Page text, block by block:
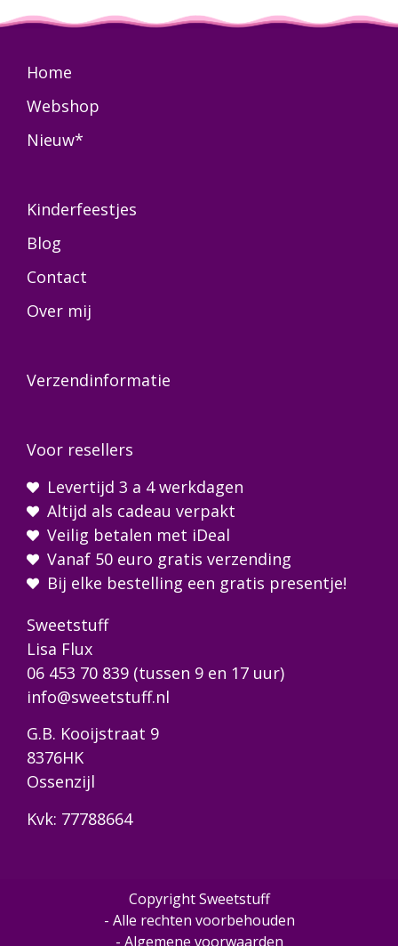
Home
Webshop
Nieuw*
Kinderfeestjes
Blog
Contact
Over mij
Verzendinformatie
Voor resellers
Levertijd 3 a 4 werkdagen
Altijd als cadeau verpakt
Veilig betalen met iDeal
Vanaf 50 euro gratis verzending
Bij elke bestelling een gratis presentje!
Sweetstuff
Lisa Flux
06 453 70 839 (tussen 9 en 17 uur)
info@sweetstuff.nl
G.B. Kooijstraat 9
8376HK
Ossenzijl
Kvk: 77788664
Copyright Sweetstuff
- Alle rechten voorbehouden
- Algemene voorwaarden